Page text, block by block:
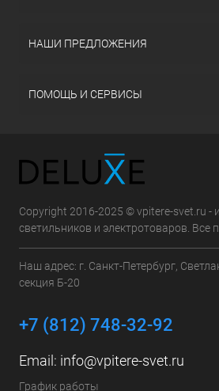
НАШИ ПРЕДЛОЖЕНИЯ
ПОМОЩЬ И СЕРВИСЫ
Copyright 2016-2025 © vpitere-svet.ru -
светильников и электротоваров. Все
Наш адрес: г. Санкт-Петербург,
секция Б-20
+7 (812) 748-32-92
Email: info@vpitere-svet.ru
График работы